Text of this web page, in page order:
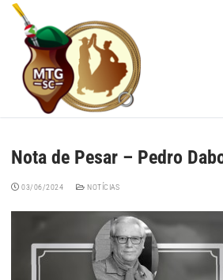
Pular
conteúdo
Nota de Pesar – Pedro
03/06/2024 NOTÍCIAS